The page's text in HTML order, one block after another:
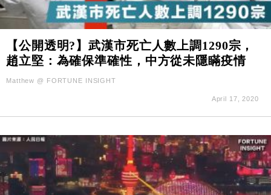
【公開透明?】武漢市死亡人數上調1290宗，
趙立堅：為確保準確性，中方從未隱瞞疫情
Matthew @ FORTUNE INSIGHT
April 17, 2020